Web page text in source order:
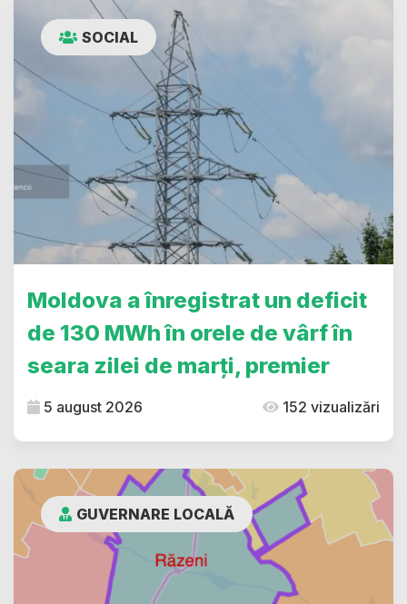
SOCIAL
Moldova a înregistrat un deficit
de 130 MWh în orele de vârf în
seara zilei de marți, premier
5 august 2026 152 vizualizări
GUVERNARE LOCALĂ